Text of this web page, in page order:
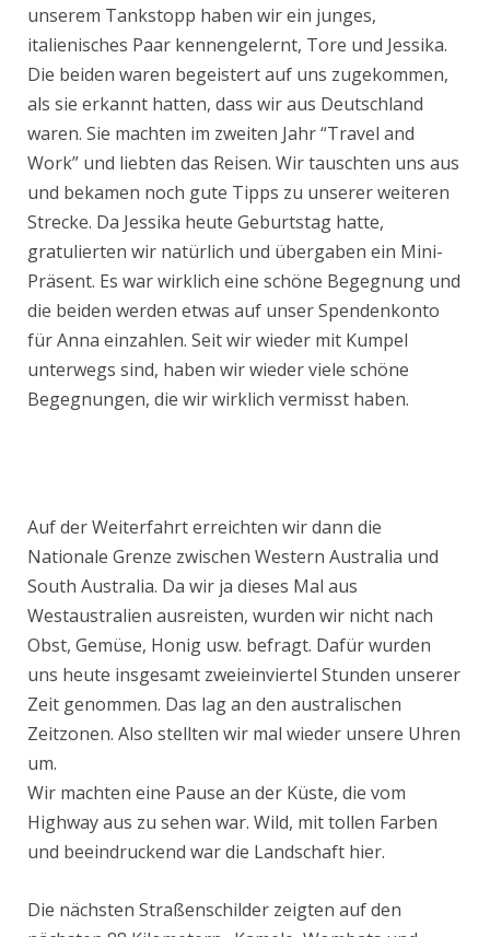
unserem Tankstopp haben wir ein junges,
italienisches Paar kennengelernt, Tore und Jessika.
Die beiden waren begeistert auf uns zugekommen,
als sie erkannt hatten, dass wir aus Deutschland
waren. Sie machten im zweiten Jahr “Travel and
Work” und liebten das Reisen. Wir tauschten uns aus
und bekamen noch gute Tipps zu unserer weiteren
Strecke. Da Jessika heute Geburtstag hatte,
gratulierten wir natürlich und übergaben ein Mini-
Präsent. Es war wirklich eine schöne Begegnung und
die beiden werden etwas auf unser Spendenkonto
für Anna einzahlen. Seit wir wieder mit Kumpel
unterwegs sind, haben wir wieder viele schöne
Begegnungen, die wir wirklich vermisst haben.
Auf der Weiterfahrt erreichten wir dann die
Nationale Grenze zwischen Western Australia und
South Australia. Da wir ja dieses Mal aus
Westaustralien ausreisten, wurden wir nicht nach
Obst, Gemüse, Honig usw. befragt. Dafür wurden
uns heute insgesamt zweieinviertel Stunden unserer
Zeit genommen. Das lag an den australischen
Zeitzonen. Also stellten wir mal wieder unsere Uhren
um.
Wir machten eine Pause an der Küste, die vom
Highway aus zu sehen war. Wild, mit tollen Farben
und beeindruckend war die Landschaft hier.
Die nächsten Straßenschilder zeigten auf den